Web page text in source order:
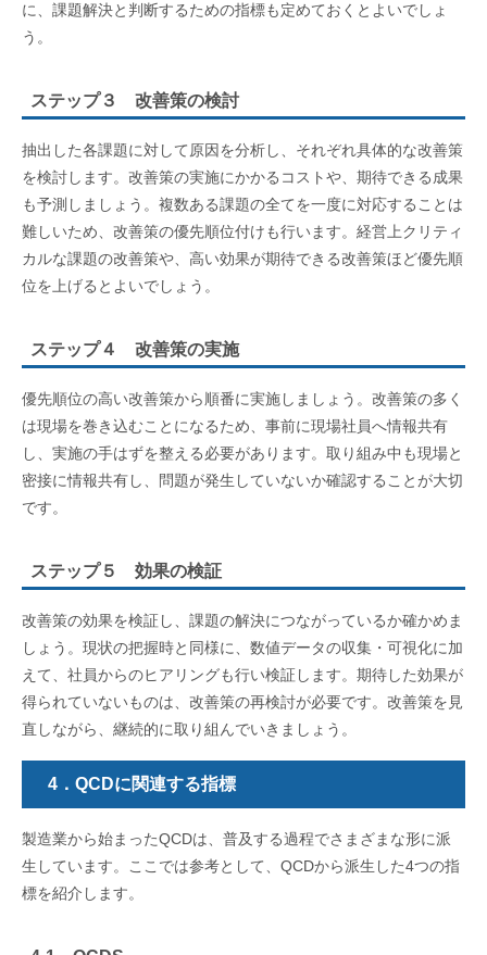
に、課題解決と判断するための指標も定めておくとよいでしょ
う。
ステップ３ 改善策の検討
抽出した各課題に対して原因を分析し、それぞれ具体的な改善策
を検討します。改善策の実施にかかるコストや、期待できる成果
も予測しましょう。複数ある課題の全てを一度に対応することは
難しいため、改善策の優先順位付けも行います。経営上クリティ
カルな課題の改善策や、高い効果が期待できる改善策ほど優先順
位を上げるとよいでしょう。
ステップ４ 改善策の実施
優先順位の高い改善策から順番に実施しましょう。改善策の多く
は現場を巻き込むことになるため、事前に現場社員へ情報共有
し、実施の手はずを整える必要があります。取り組み中も現場と
密接に情報共有し、問題が発生していないか確認することが大切
です。
ステップ５ 効果の検証
改善策の効果を検証し、課題の解決につながっているか確かめま
しょう。現状の把握時と同様に、数値データの収集・可視化に加
えて、社員からのヒアリングも行い検証します。期待した効果が
得られていないものは、改善策の再検討が必要です。改善策を見
直しながら、継続的に取り組んでいきましょう。
4．QCDに関連する指標
製造業から始まったQCDは、普及する過程でさまざまな形に派
生しています。ここでは参考として、QCDから派生した4つの指
標を紹介します。